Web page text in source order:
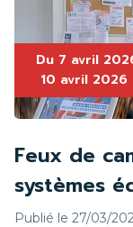
Du 7 avril
10 avril 2026
Feux de
systèmes
Publié le 27/03/